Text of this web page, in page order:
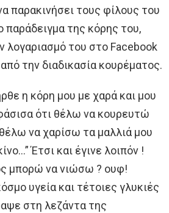
παρακινήσει τους φίλους του
παράδειγμα της κόρης του,
λογαριασμό του στο Facebook
την διαδικασία κουρέματος.
η κόρη μου με χαρά και μου
ότι θέλω να κουρευτώ
να χαρίσω τα μαλλιά μου
Έτσι και έγινε λοιπόν !
μπορώ να νιώσω ? ουφ!
υγεία και τέτοιες γλυκιές
στη λεζάντα της